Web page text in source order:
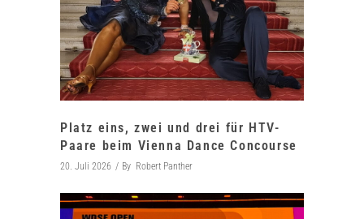
Platz eins, zwei und drei für HTV-
Paare beim Vienna Dance Concourse
20. Juli 2026 By Robert Panther